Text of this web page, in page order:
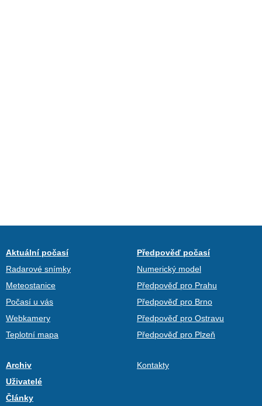
Aktuální počasí
Radarové snímky
Meteostanice
Počasí u vás
Webkamery
Teplotní mapa
Předpověď počasí
Numerický model
Předpověď pro Prahu
Předpověď pro Brno
Předpověď pro Ostravu
Předpověď pro Plzeň
Archiv
Uživatelé
Články
Kontakty